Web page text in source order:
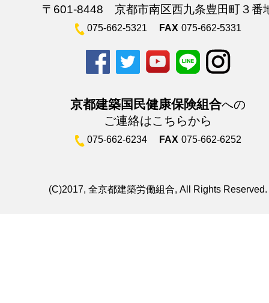
〒601-8448 京都市南区西九条豊田町３番
075-662-5321 FAX 075-662-5331
京都建築国民健康保険組合への
ご連絡はこちらから
075-662-6234 FAX 075-662-6252
(C)2017, 全京都建築労働組合, All Rights Reserved.